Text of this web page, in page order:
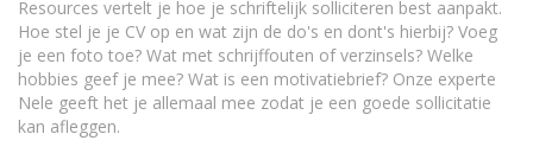
Resources vertelt je hoe je schriftelijk solliciteren best aanpakt.
Hoe stel je je CV op en wat zijn de do's en dont's hierbij? Voeg
je een foto toe? Wat met schrijffouten of verzinsels? Welke
hobbies geef je mee? Wat is een motivatiebrief? Onze experte
Nele geeft het je allemaal mee zodat je een goede sollicitatie
kan afleggen.